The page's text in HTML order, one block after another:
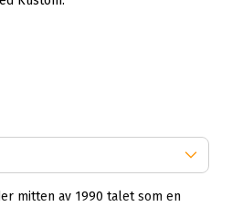
mitten av 1990 talet som en